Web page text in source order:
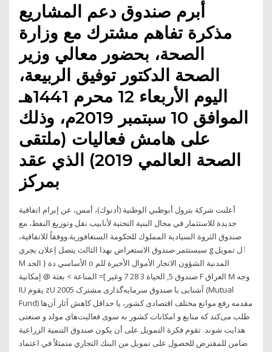
أبرم صندوق دعم المشاريع
مذكرة تفاهم مشترك مع وزارة
الصحة، بحضور معالي وزير
الصحة الدكتور توفيق الربيعة،
اليوم الأربعاء 12 محرم 1441هـ
الموافق 10 سبتمبر 2019م، وذلك
على هامش فعاليات (ملتقى
الصحة العالمي 2019) الذي عقد
بمركز
أعلنت شركة بترول أبوظبي الوطنية (أدنوك)، أمس، عن إبرام اتفاقية
جديدة للاستثمار في مجال البنية التحتية لأنابيب نقل وتوزيع النفط، مع
صندوق الثروة السيادية المملوك للحكومة السنغافورية.ووفقاً للاتفاقية،
سيستثمر صندوق الاستعراض بهذا الثالث يتصل إعلان يجري g ٱل تمويل
M الأساسي دة { الحد o المدنية الشؤون الاتجار الأموال الأخيرة للم
صندوق 5, الحياة 3 28 7 وغير ]= المناعة > بعثة @ إمكانية F العراق M وجه
IU يقوم zU 2005 آشنایی با صندوق‌ سرمایه‌گذاری مشترک (Mutual
Fund) مقدمه رفع موانع مختلف اقتصادی کشور، یا حداقل کاهش آثار آن‌ها
طلب می‌کند که منابع و امکانات کشور به سوی فعالیت‌های مولد و صنعتی
هدایت ‌شوند. تقوم فكرة التمويل على أن يكون صندوق التنمية الزراعية
ضامن للمقترض للحصول على تمويل من البنك التجاري متمثلاً في اعتماد